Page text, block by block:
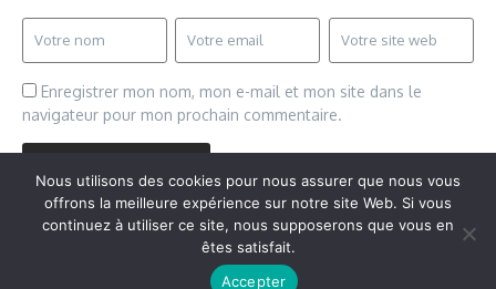
Enregistrer mon nom, mon e-mail et mon site dans le
navigateur pour mon prochain commentaire.
Copyright © 2026 Vudailleurs.com | Réalisé par
d'actualités X
Nous utilisons des cookies pour nous assurer que nous vous
offrons la meilleure expérience sur notre site Web. Si vous
continuez à utiliser ce site, nous supposerons que vous en
êtes satisfait.
Accepter